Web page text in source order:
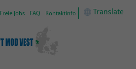
Translate
Freie Jobs FAQ Kontaktinfo